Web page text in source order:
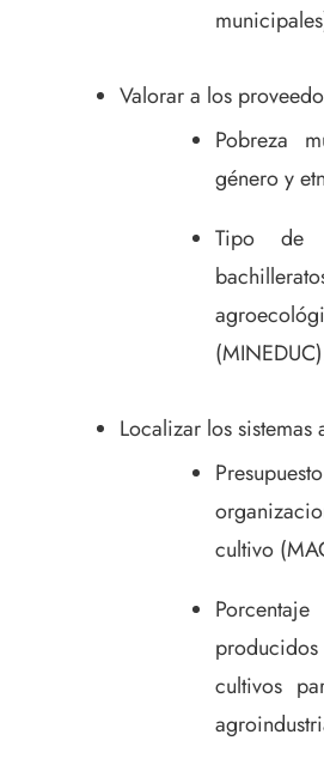
Valorar a los
Pobreza
género y
Tipo de
Localizar los sistemas
cultivo
cultivos